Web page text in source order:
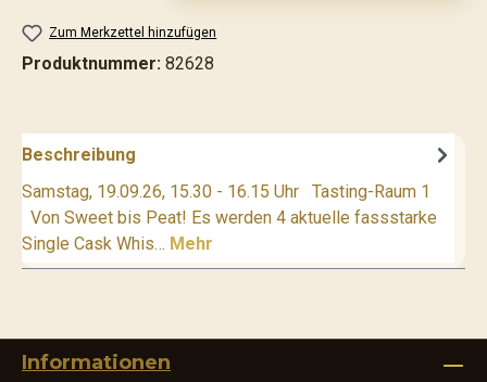
Zum Merkzettel hinzufügen
Produktnummer: 82628
Beschreibung
Samstag, 19.09.26, 15.30 - 16.15 Uhr Tasting-Raum 1
Von Sweet bis Peat! Es werden 4 aktuelle fassstarke
Single Cask Whis… Mehr
Informationen